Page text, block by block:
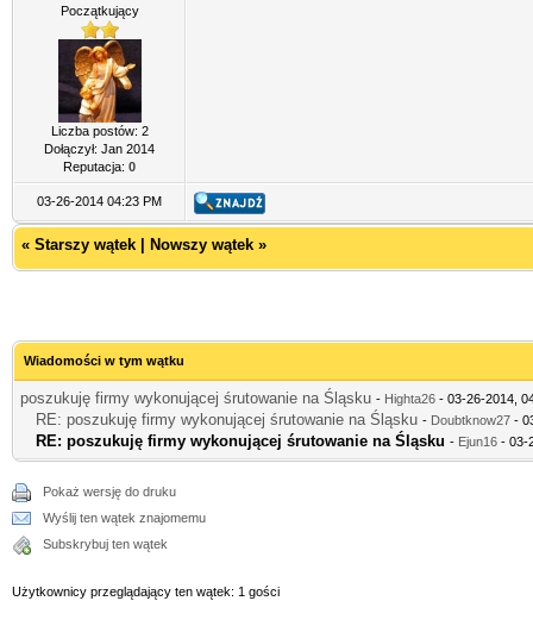
Początkujący
Liczba postów: 2
Dołączył: Jan 2014
Reputacja: 0
03-26-2014 04:23 PM
« Starszy wątek Nowszy wątek »
Wiadomości w tym wątku
poszukuję firmy wykonującej śrutowanie na Śląsku - Highta26 - 03-26-2014,
RE: poszukuję firmy wykonującej śrutowanie na Śląsku - Doubtknow27 -
RE: poszukuję firmy wykonującej śrutowanie na Śląsku - Ejun16 - 03-
Pokaż wersję do druku
Wyślij ten wątek znajomemu
Subskrybuj ten wątek
Użytkownicy przeglądający ten wątek: 1 gości